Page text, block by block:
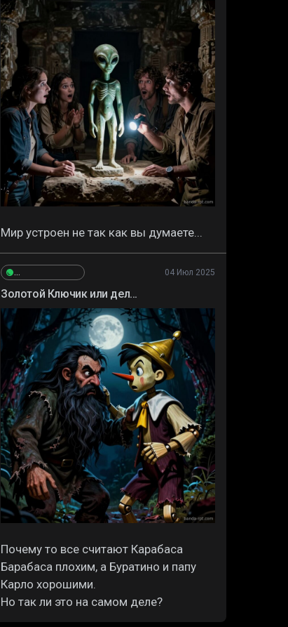
Мир устроен не так как вы думаете...
04 Июл 2025
Золотой Ключик или дел...
Почему то все считают Карабаса
Барабаса плохим, а Буратино и папу
Карло хорошими.
Но так ли это на самом деле?